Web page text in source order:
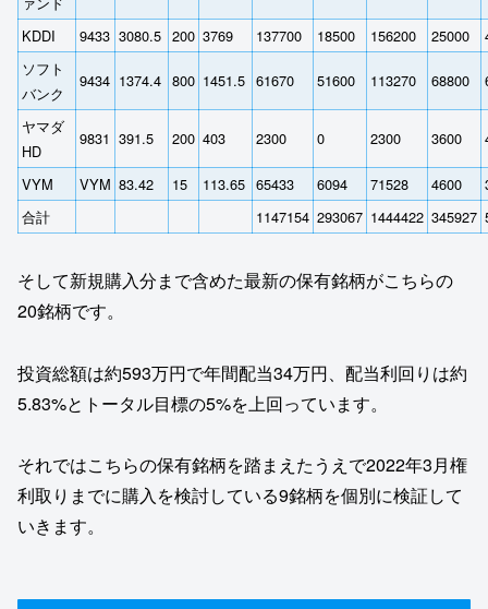
KDDI 9433 3080.5 200 3769 137700 18500 156200 25000
ソフト
バンク
9434 1374.4 800 1451.5 61670 51600 113270 68800
ヤマダ
HD
9831 391.5 200 403 2300 0 2300 3600
VYM VYM 83.42 15 113.65 65433 6094 71528 4600
合計
1147154 293067 1444422 345927
そして新規購入分まで含めた最新の保有銘柄がこちらの
20銘柄です。
投資総額は約593万円で年間配当34万円、配当利回りは約
5.83%とトータル目標の5%を上回っています。
それではこちらの保有銘柄を踏まえたうえで2022年3月権
利取りまでに購入を検討している9銘柄を個別に検証して
いきます。